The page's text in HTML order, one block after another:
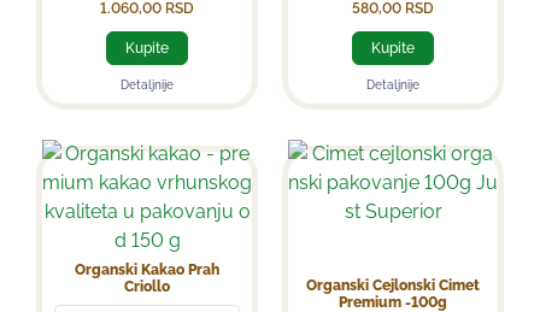
1.060,00 RSD
Kupite
Detaljnije
580,00 RSD
Kupite
Detaljnije
Organski Kakao Prah
Criollo
Organski Cejlonski Cimet
Premium -100g